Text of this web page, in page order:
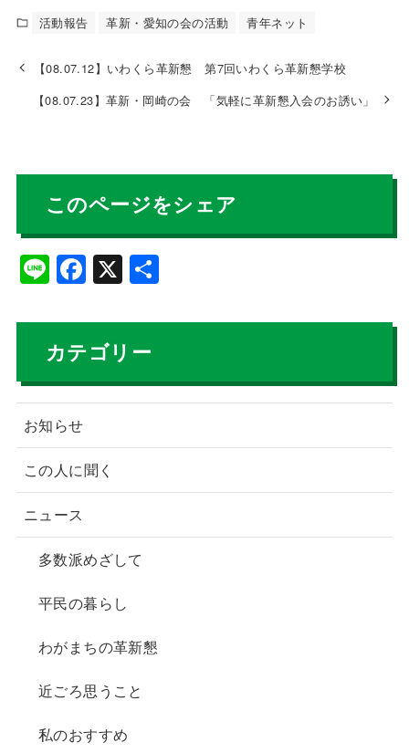
e
b
o
o
活動報告 革新・愛知の会の活動 青年ネット
【08.07.12】いわくら革新懇 第7回いわくら革新懇学校
【08.07.23】革新・岡崎の会 「気軽に革新懇入会のお誘い」
このページをシェア
Li
e
F
c
e
b
o
o
k
X 共
カテゴリー
お知らせ
この人に聞く
ニュース
多数派めざして
平民の暮らし
わがまちの革新懇
近ごろ思うこと
私のおすすめ